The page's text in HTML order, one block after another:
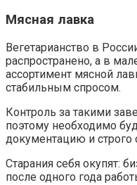
Мясная лавка
Вегетарианство в
распространено, а в
ассортимент мясной
стабильным спросом.
Контроль за такими
поэтому необходимо
документацию и
Старания себя окупят:
после одного года